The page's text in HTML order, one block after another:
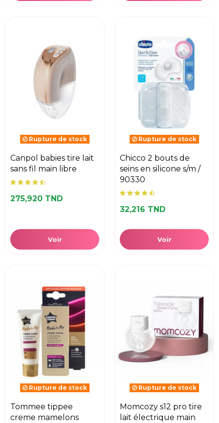
Rupture de stock
canpol babies tire lait
sans fil main libre
275,920 TND
Voir
Rupture de stock
chicco 2 bouts de
seins en silicone s/m /
90330
32,216 TND
Voir
Rupture de stock
tommee tippee
creme mamelons
Rupture de stock
momcozy s12 pro tire
lait électrique main